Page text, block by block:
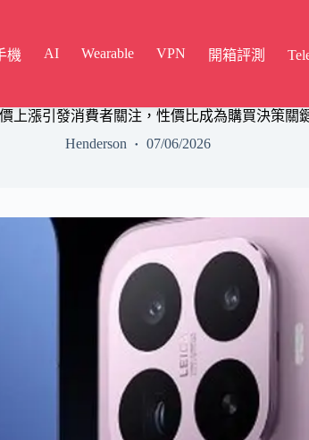
機 AI Wearable VPN 開箱評測
上漲引發消費者關注，性價比成為購買決策關
Henderson
07/06/2026